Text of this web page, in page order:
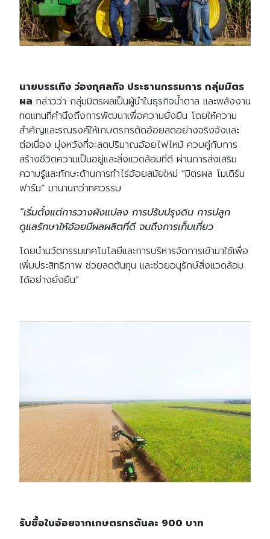
นายบรรเทิง ว่องกุศลกิจ ประธานกรรมการ กลุ่มมิตร
ผล กล่าวว่า กลุ่มมิตรผลเป็นผู้นำในธุรกิจน้ำตาล และพลังงาน
ทดแทนที่คำนึงถึงการพัฒนาเพื่อความยั่งยืน โดยให้ความ
สำคัญและรณรงค์ให้เกษตรกรตัดอ้อยสดอย่างจริงจังและ
ต่อเนื่อง มุ่งหวังที่จะลดปริมาณอ้อยไฟไหม้ ควบคู่กับการ
สร้างชีวิตความเป็นอยู่และสิ่งแวดล้อมที่ดี ผ่านการส่งเสริม
ความรู้และทักษะด้านการทำไร่อ้อยสมัยใหม่ “มิตรผล โมเดิร์น
ฟาร์ม” มานานกว่าทศวรรษ
“เริ่มตั้งแต่การวางผังแปลง การปรับปรุงดิน การปลูก
ดูแลรักษาให้อ้อยมีผลผลิตที่ดี จนถึงการเก็บเกี่ยว
โดยนำนวัตกรรมเทคโนโลยีและการบริหารจัดการเข้ามาใช้เพื่อ
เพิ่มประสิทธิภาพ ช่วยลดต้นทุน และช่วยอนุรักษ์สิ่งแวดล้อม
ได้อย่างยั่งยืน”
รับซื้อใบอ้อยจากเกษตรกรตันละ 900 บาท